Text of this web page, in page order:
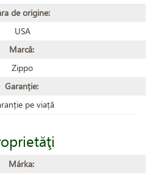
de origine:
USA
Marcă:
Zippo
Garanție:
pe viață
Márka: